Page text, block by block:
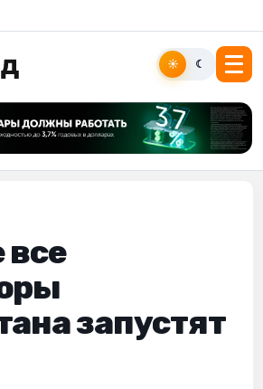
☀ ☾
все
запустят